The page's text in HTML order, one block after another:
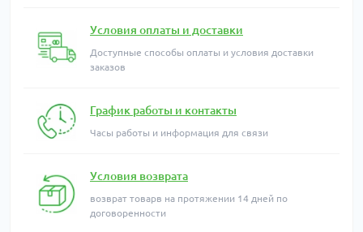
Условия оплаты и доставки
Доступные способы оплаты и условия доставки
заказов
График работы и контакты
Часы работы и информация для связи
Условия возврата
возврат товарв на протяжении 14 дней по
договоренности